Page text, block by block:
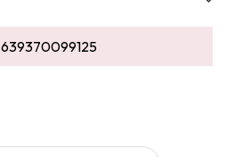
639370099125